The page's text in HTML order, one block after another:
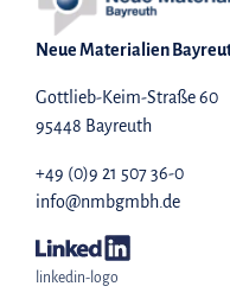
Neue Materialien
Gottlieb-Keim-Straße 60
95448 Bayreuth
+49 (0)9 21 507 36-0
info@nmbgmbh.de
linkedin-logo